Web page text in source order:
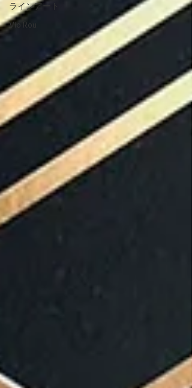
ラインアート
Vio Rou